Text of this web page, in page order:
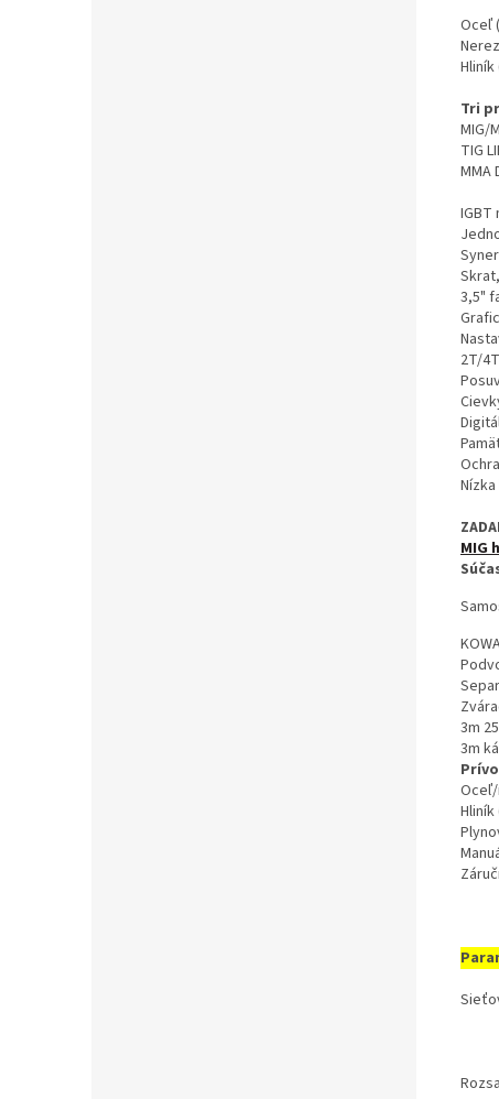
Oceľ
Tri
MIG/
TIG
MMA
IGBT
3,5"
2T/
MIG
3m
3m
Oceľ/